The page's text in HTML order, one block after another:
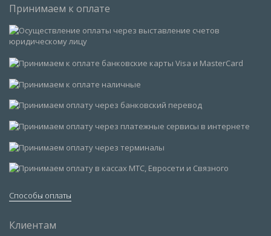
Принимаем к оплате
Способы оплаты
Клиентам